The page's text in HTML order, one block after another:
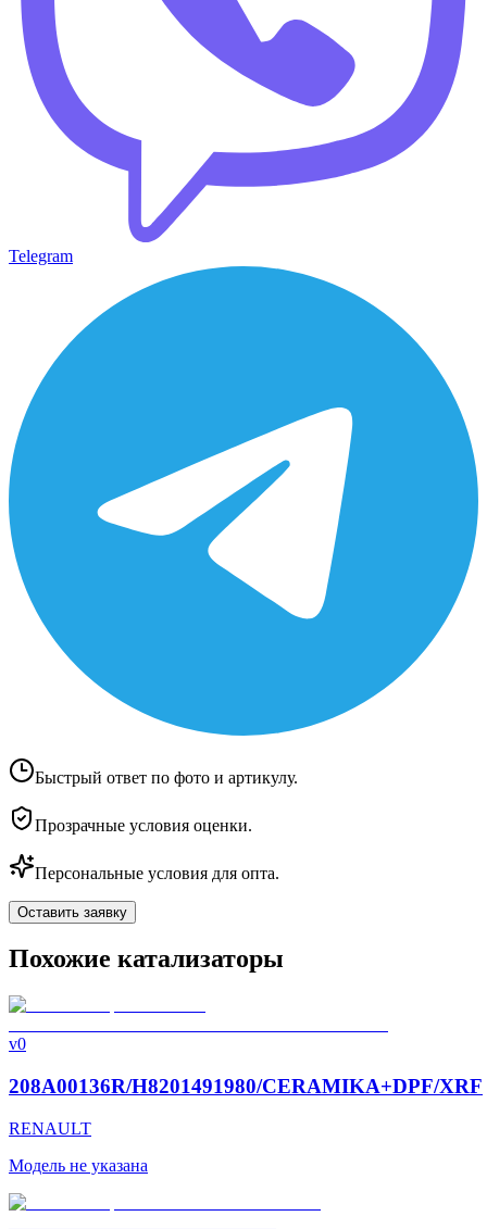
Telegram
Быстрый ответ по фото и артикулу.
Прозрачные условия оценки.
Персональные условия для опта.
Оставить заявку
Похожие катализаторы
v0
208A00136R/H8201491980/CERAMIKA+DPF/XRF
RENAULT
Модель не указана